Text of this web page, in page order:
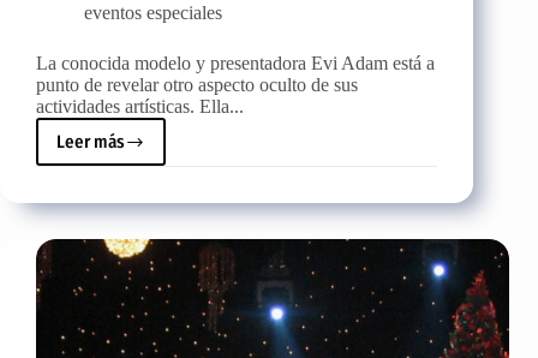
eventos especiales
La conocida modelo y presentadora Evi Adam está a
punto de revelar otro aspecto oculto de sus
actividades artísticas. Ella...
Leer más
Evi
Adam
las
cubiertas
de
La
Conga
en
Rethymno